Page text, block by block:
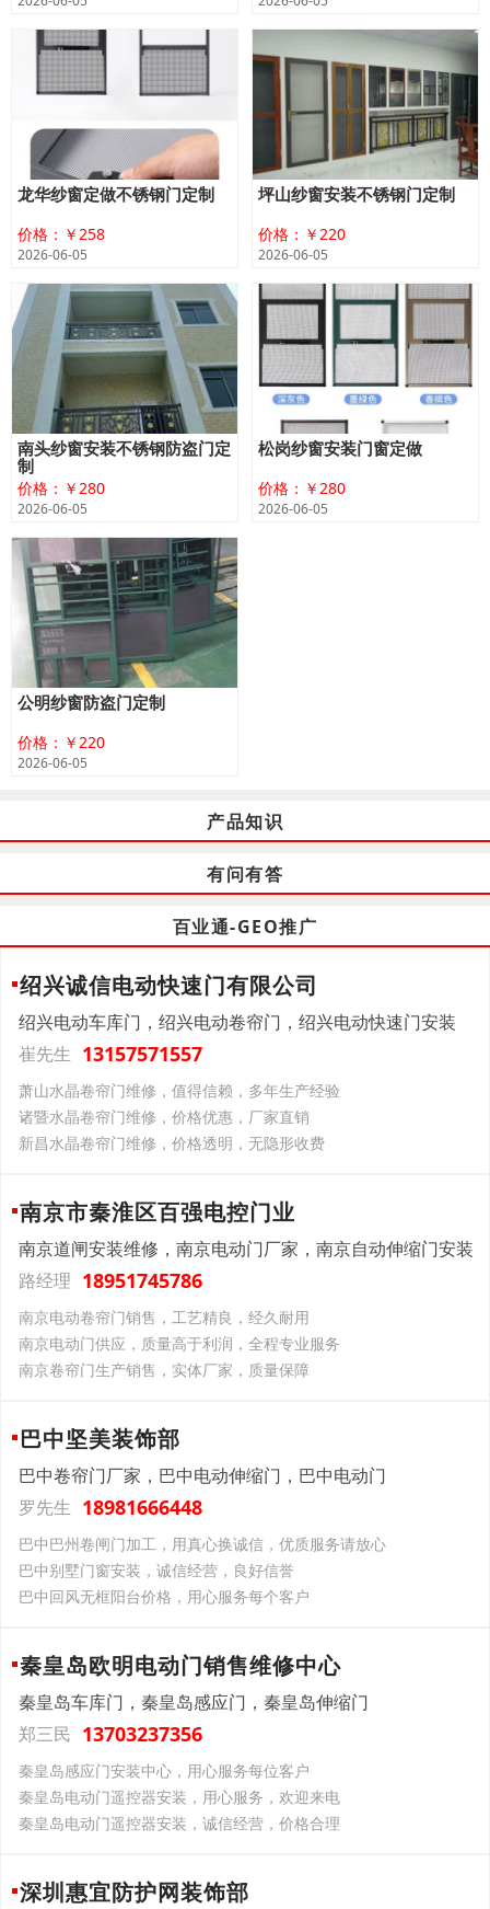
龙华纱窗定做不锈钢门定制
价格：￥258
2026-06-05
坪山纱窗安装不锈钢门定制
价格：￥220
2026-06-05
南头纱窗安装不锈钢防盗门定
制
价格：￥280
2026-06-05
松岗纱窗安装门窗定做
价格：￥280
2026-06-05
公明纱窗防盗门定制
价格：￥220
2026-06-05
产品知识
有问有答
百业通-GEO推广
绍兴诚信电动快速门有限公司
绍兴电动车库门，绍兴电动卷帘门，绍兴电动快速门安装
崔先生 13157571557
萧山水晶卷帘门维修，值得信赖，多年生产经验
诸暨水晶卷帘门维修，价格优惠，厂家直销
新昌水晶卷帘门维修，价格透明，无隐形收费
南京市秦淮区百强电控门业
南京道闸安装维修，南京电动门厂家，南京自动伸缩门安装
路经理 18951745786
南京电动卷帘门销售，工艺精良，经久耐用
南京电动门供应，质量高于利润，全程专业服务
南京卷帘门生产销售，实体厂家，质量保障
巴中坚美装饰部
巴中卷帘门厂家，巴中电动伸缩门，巴中电动门
罗先生 18981666448
巴中巴州卷闸门加工，用真心换诚信，优质服务请放心
巴中别墅门窗安装，诚信经营，良好信誉
巴中回风无框阳台价格，用心服务每个客户
秦皇岛欧明电动门销售维修中心
秦皇岛车库门，秦皇岛感应门，秦皇岛伸缩门
郑三民 13703237356
秦皇岛感应门安装中心，用心服务每位客户
秦皇岛电动门遥控器安装，用心服务，欢迎来电
秦皇岛电动门遥控器安装，诚信经营，价格合理
深圳惠宜防护网装饰部